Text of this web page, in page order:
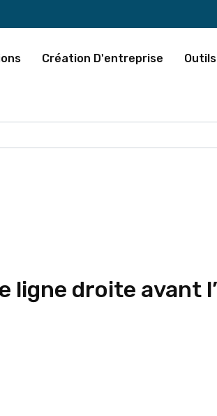
Création D'entreprise Outils
ligne droite avant